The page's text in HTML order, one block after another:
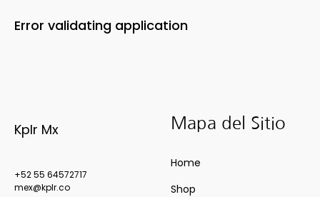
Error validating application
Kplr Mx
+52 55 64572717
mex@kplr.co
Mapa del Sitio
Home
Shop